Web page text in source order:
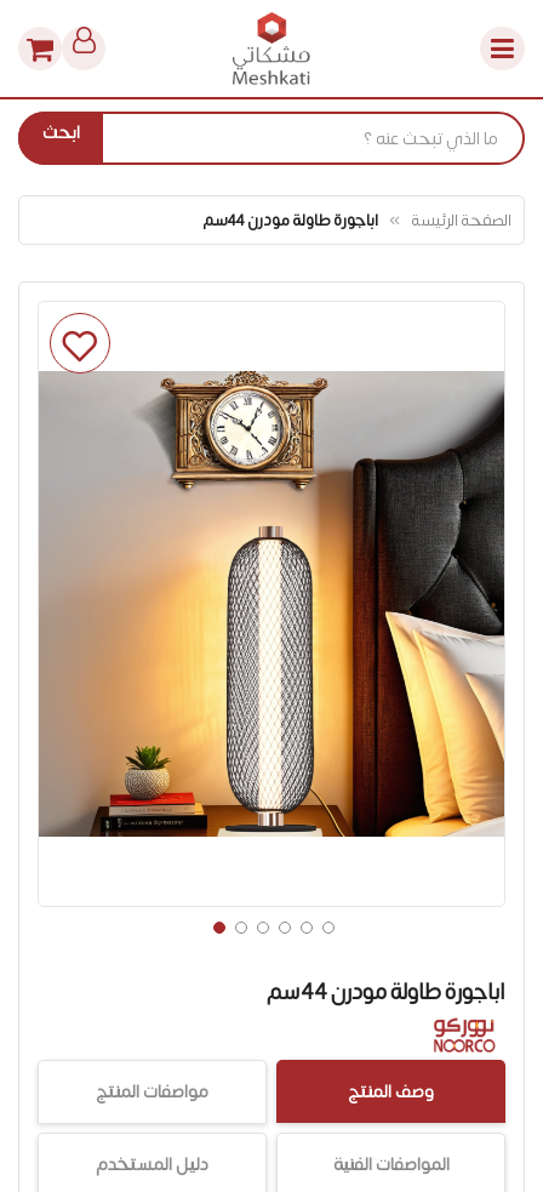
ابحث
الصفحة الرئيسة اباجورة طاولة مودرن 44سم
اباجورة طاولة مودرن 44سم
انتقل
معرض
الصور
إلى
بداية
معرض
الصور
وصف المنتج
مواصفات المنتج
المواصفات الفنية دليل المستخدم